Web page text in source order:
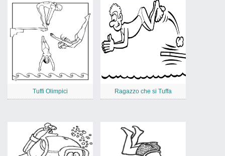
Tuffi Olimpici Ragazzo che si Tuffa